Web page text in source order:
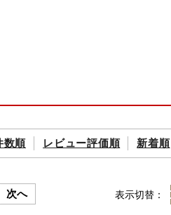
誤納品などございましたら、
ルにてご連絡ください。
数順 レビュー評価順 新着順
次へ 表示切替：